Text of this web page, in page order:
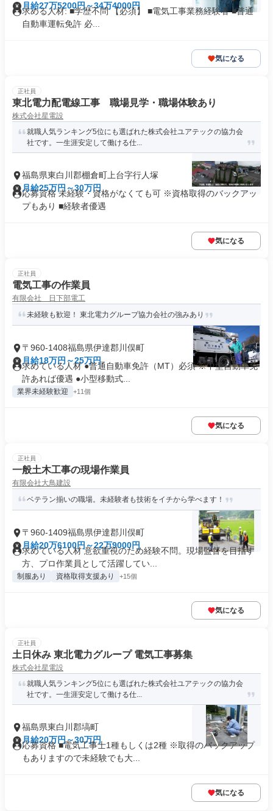
月給27万5200円～34万4000円
求める人材: ■学歴不問 【必須】 ■電気工事業務経験者 ■普通
自動車運転免許 必...
気になる
正社員
東北電力配電線工事 職場見学・職場体験あり
株式会社星電設
就職人気ランキング5位にも選ばれた株式会社ユアテックの協力会
社です。一生涯安定して働ける仕...
福島県東白川郡棚倉町上台字行人塚
月給25万円～30万円
応募資格 未経験・資格がなくても可 ※資格取得のバックアッ
プもあり ■経験者優遇
気になる
正社員
電気工事の作業員
有限会社 日下部電工
未経験も歓迎！ 東北電力グループ協力会社の強みあり
〒960-1408福島県伊達郡川俣町
月給18万円～25万円
求めている人材 ●普通自動車免許（MT）必須 ※中型自動車免
許あれば優遇 ●小型移動式...
業界未経験歓迎 +11個
気になる
正社員
一般土木工事の現場作業員
有限会社大鳥建設
ベテラン揃いの職場。未経験者も技術をイチから学べます！
〒960-1409福島県伊達郡川俣町
月給20万6100円～22万9000円
求めている人材 意欲重視のため経験不問。現場監督を目指す
方、プロ作業員として活躍してい...
制服あり 資格取得支援あり +15個
気になる
正社員
土日休み 東北電力グループ 電気工事募集
株式会社星電設
就職人気ランキング5位にも選ばれた株式会社ユアテックの協力会
社です。一生涯安定して働ける仕...
福島県東白川郡塙町
月給20万円～30万円
応募資格 ■電気工事士1種もしくは2種 ※取得のバックアップ
もありますので未経験でも大...
気になる